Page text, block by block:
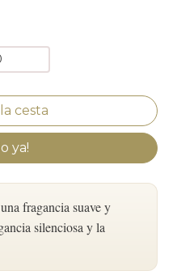
ya!
fragancia suave y
silenciosa y la